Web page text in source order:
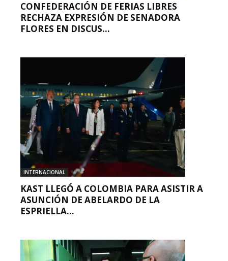
CONFEDERACIÓN DE FERIAS LIBRES
RECHAZA EXPRESIÓN DE SENADORA
FLORES EN DISCUS...
INTERNACIONAL
KAST LLEGÓ A COLOMBIA PARA ASISTIR A
ASUNCIÓN DE ABELARDO DE LA
ESPRIELLA...